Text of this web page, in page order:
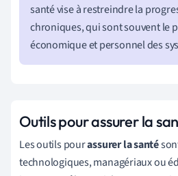
santé vise à restreindre la
chroniques, qui sont souvent le
économique et personnel des
Outils pour assurer la
Les outils pourassurer la santé
technologiques, managériaux ou